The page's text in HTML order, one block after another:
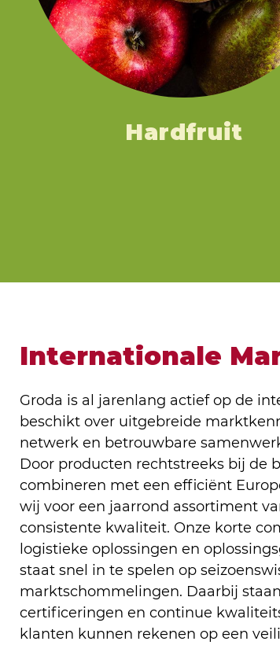
Hardfruit
Internationale
Groda is al jarenlang actief op de
beschikt over uitgebreide
netwerk en betrouwbare
Door producten rechtstreeks bij de
combineren met een efficiënt
wij voor een jaarrond assortiment
consistente kwaliteit. Onze korte
logistieke oplossingen en
staat snel in te spelen op
marktschommelingen. Daarbij
certificeringen en continue
klanten kunnen rekenen op een